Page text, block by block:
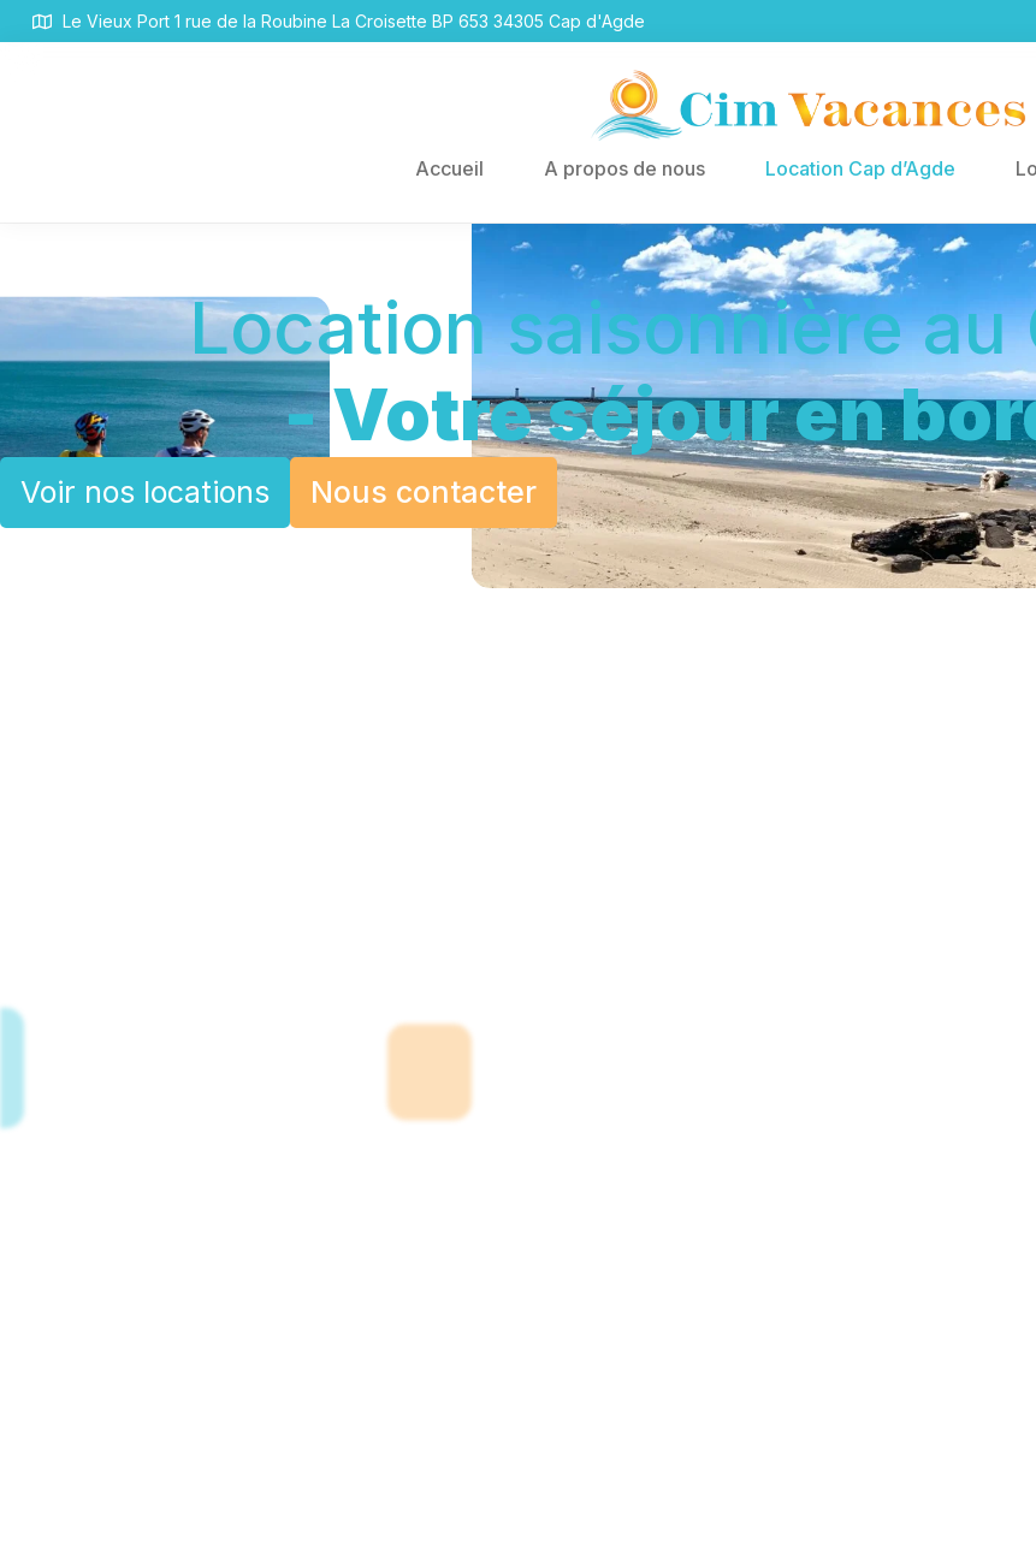
Panneau de gestion des cookies
Le Vieux Port 1 rue de la Roubine La Croisette BP 653 34305 Cap d'Agde
Accueil A propos de nous Location Cap d’Agde
Location saisonnière au
- Votre séjour en
Voir nos locations Nous contacter